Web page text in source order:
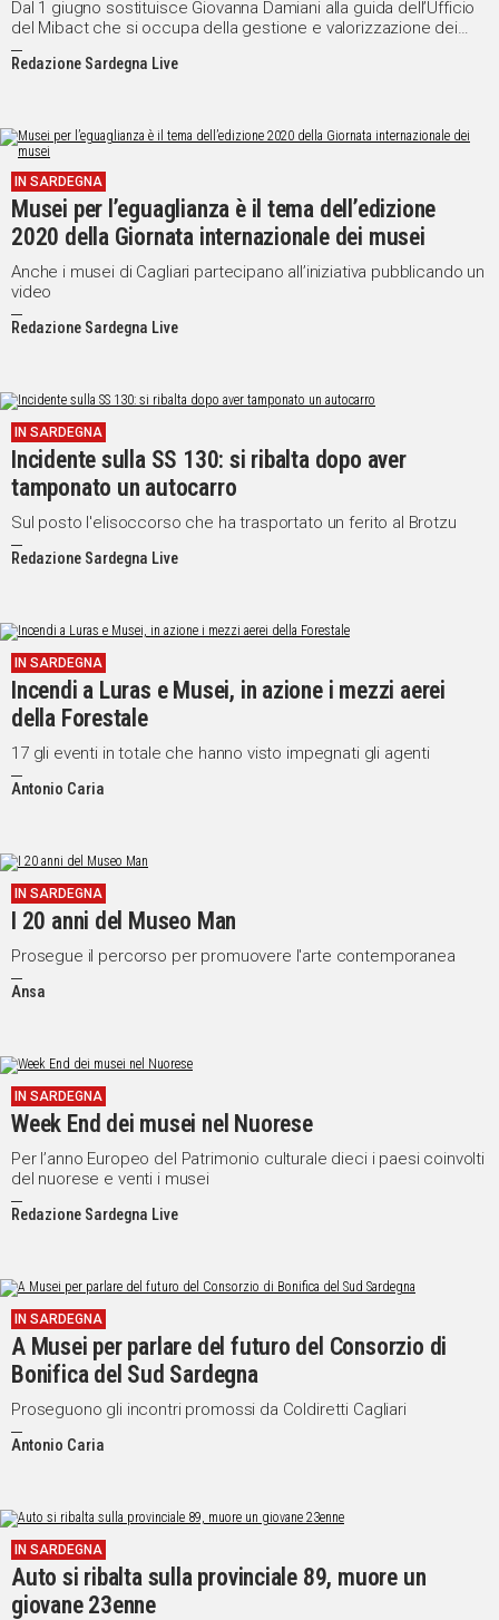
Dal 1 giugno sostituisce Giovanna Damiani alla guida dell’Ufficio
del Mibact che si occupa della gestione e valorizzazione dei
musei statali in Sardegna
Redazione Sardegna Live
IN SARDEGNA
Musei per l’eguaglianza è il tema dell’edizione
2020 della Giornata internazionale dei musei
Anche i musei di Cagliari partecipano all’iniziativa pubblicando un
video
Redazione Sardegna Live
IN SARDEGNA
Incidente sulla SS 130: si ribalta dopo aver
tamponato un autocarro
Sul posto l'elisoccorso che ha trasportato un ferito al Brotzu
Redazione Sardegna Live
IN SARDEGNA
Incendi a Luras e Musei, in azione i mezzi aerei
della Forestale
17 gli eventi in totale che hanno visto impegnati gli agenti
Antonio Caria
IN SARDEGNA
I 20 anni del Museo Man
Prosegue il percorso per promuovere l'arte contemporanea
Ansa
IN SARDEGNA
Week End dei musei nel Nuorese
Per l’anno Europeo del Patrimonio culturale dieci i paesi coinvolti
del nuorese e venti i musei
Redazione Sardegna Live
IN SARDEGNA
A Musei per parlare del futuro del Consorzio di
Bonifica del Sud Sardegna
Proseguono gli incontri promossi da Coldiretti Cagliari
Antonio Caria
IN SARDEGNA
Auto si ribalta sulla provinciale 89, muore un
giovane 23enne